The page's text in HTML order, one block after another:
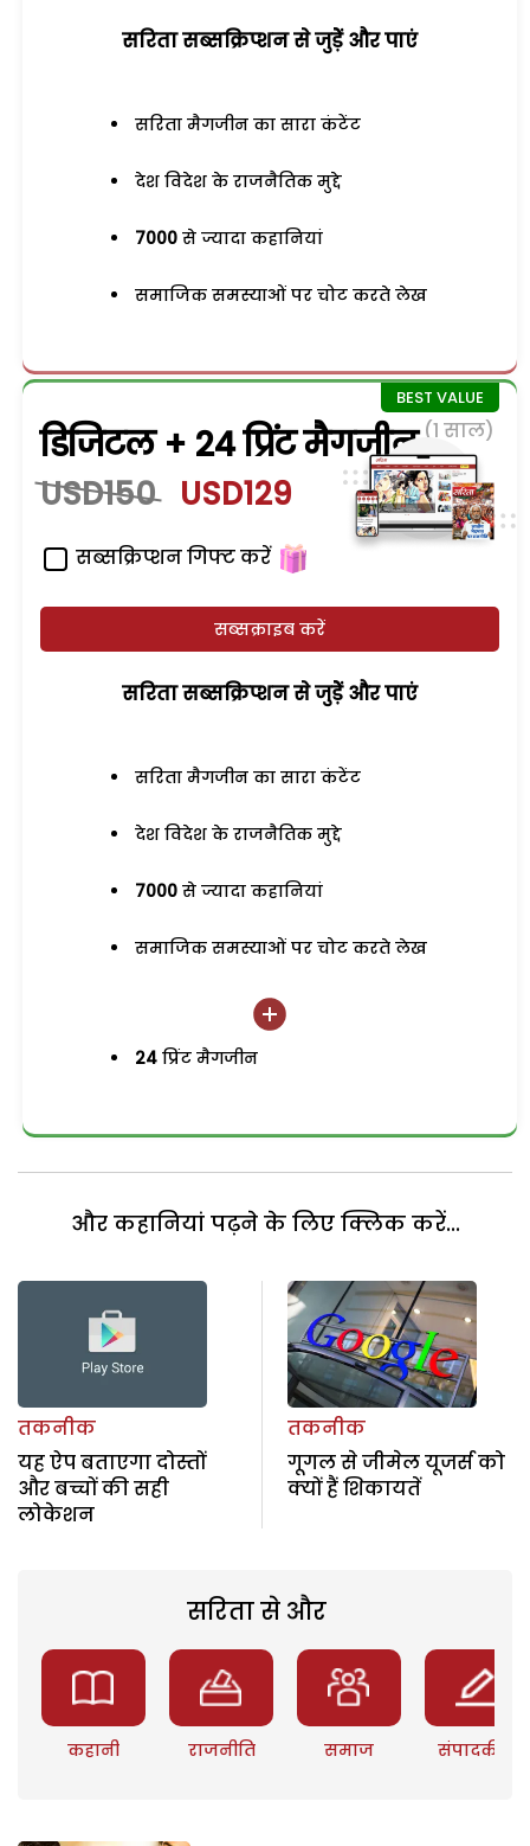
सरिता सब्सक्रिप्शन से जुड़ेें और पाएं
सरिता मैगजीन का सारा कंटेंट
देश विदेश के राजनैतिक मुद्दे
7000 से ज्यादा कहानियां
समाजिक समस्याओं पर चोट करते लेख
डिजिटल + 24 प्रिंट मैगजीन (1 साल)
USD150 USD129
सब्सक्रिप्शन गिफ्ट करें
सब्सक्राइब करें
सरिता सब्सक्रिप्शन से जुड़ेें और पाएं
सरिता मैगजीन का सारा कंटेंट
देश विदेश के राजनैतिक मुद्दे
7000 से ज्यादा कहानियां
समाजिक समस्याओं पर चोट करते लेख
24 प्रिंट मैगजीन
और कहानियां पढ़ने के लिए क्लिक करें...
तकनीक
यह ऐप बताएगा दोस्तों
और बच्चों की सही
लोकेशन
तकनीक
गूगल से जीमेल यूजर्स को
क्यों हैं शिकायतें
सरिता से और
कहानी राजनीति समाज संपादकीय